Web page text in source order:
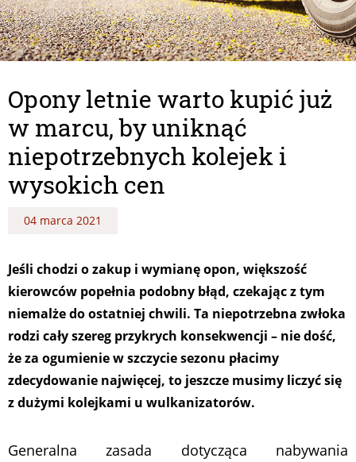
Opony letnie warto kupić już
w marcu, by uniknąć
niepotrzebnych kolejek i
wysokich cen
04 marca 2021
Jeśli chodzi o zakup i wymianę opon, większość
kierowców popełnia podobny błąd, czekając z tym
niemalże do ostatniej chwili. Ta niepotrzebna zwłoka
rodzi cały szereg przykrych konsekwencji – nie dość,
że za ogumienie w szczycie sezonu płacimy
zdecydowanie najwięcej, to jeszcze musimy liczyć się
z dużymi kolejkami u wulkanizatorów.
Generalna zasada dotycząca nabywania